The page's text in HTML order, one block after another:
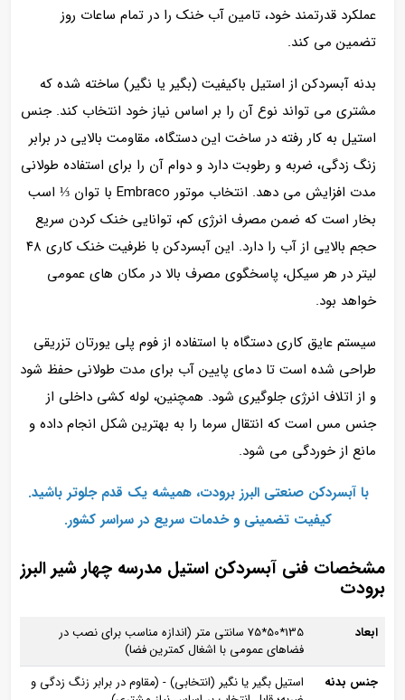
عملکرد قدرتمند خود، تامین آب خنک را در تمام ساعات روز
تضمین می‌ کند.
بدنه آبسردکن از استیل باکیفیت (بگیر یا نگیر) ساخته شده که
مشتری می‌ تواند نوع آن را بر اساس نیاز خود انتخاب کند. جنس
استیل به کار رفته در ساخت این دستگاه، مقاومت بالایی در برابر
زنگ‌ زدگی، ضربه و رطوبت دارد و دوام آن را برای استفاده طولانی‌
مدت افزایش می‌ دهد. انتخاب موتور Embraco با توان ⅓ اسب
بخار است که ضمن مصرف انرژی کم، توانایی خنک کردن سریع
حجم بالایی از آب را دارد. این آبسردکن با ظرفیت خنک‌ کاری ۴۸
لیتر در هر سیکل، پاسخگوی مصرف بالا در مکان‌ های عمومی
خواهد بود.
سیستم عایق‌ کاری دستگاه با استفاده از فوم پلی‌ یورتان تزریقی
طراحی شده است تا دمای پایین آب برای مدت طولانی حفظ شود
و از اتلاف انرژی جلوگیری شود. همچنین، لوله‌ کشی داخلی از
جنس مس است که انتقال سرما را به بهترین شکل انجام داده و
مانع از خوردگی می‌ شود.
با آبسردکن صنعتی البرز برودت، همیشه یک قدم جلوتر باشید.
کیفیت تضمینی و خدمات سریع در سراسر کشور.
مشخصات فنی آبسردکن استیل مدرسه چهار شیر البرز
برودت
ابعاد
135*50*75 سانتی متر (اندازه مناسب برای نصب در
فضاهای عمومی با اشغال کمترین فضا)
جنس بدنه
استیل بگیر یا نگیر (انتخابی) - (مقاوم در برابر زنگ‌ زدگی و